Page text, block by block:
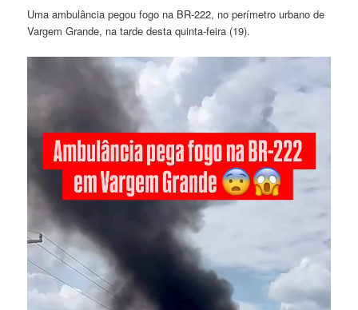
Uma ambulância pegou fogo na BR-222, no perímetro urbano de
Vargem Grande, na tarde desta quinta-feira (19).